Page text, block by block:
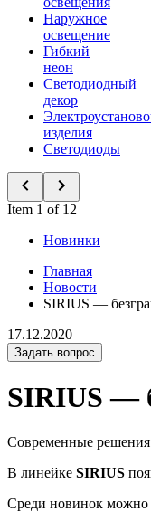
Наружное
освещение
Гибкий
неон
Светодиодный
декор
изделия
Светодиоды
Item 1 of 12
Новинки
Главная
Новости
SIRIUS —
17.12.2020
Задать вопрос
SIRIUS —
Современные решения
В линейке SIRIUS
Среди новинок можно